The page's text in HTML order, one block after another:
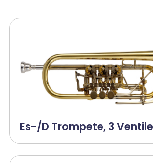
Es-/D Trompete, 3 Ventile